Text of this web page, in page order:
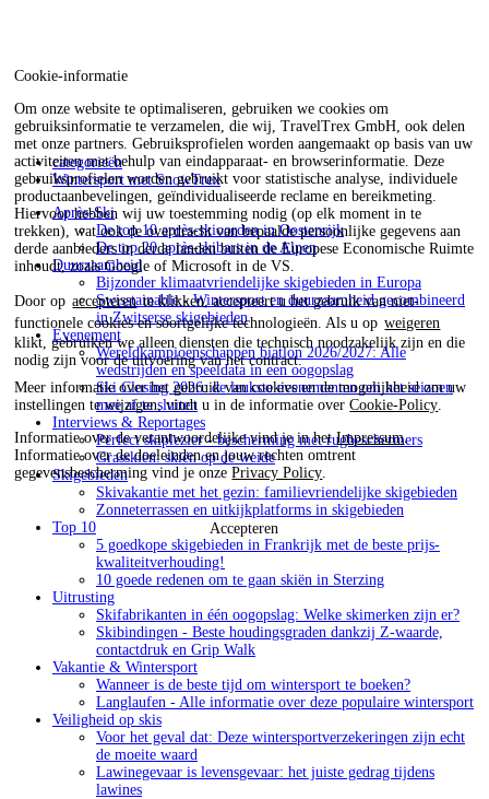
Cookie-informatie
Om onze website te optimaliseren, gebruiken we cookies om
gebruiksinformatie te verzamelen, die wij, TravelTrex GmbH, ook delen
met onze partners. Gebruiksprofielen worden aangemaakt op basis van uw
activiteiten met behulp van eindapparaat- en browserinformatie. Deze
gebruiksprofielen worden gebruikt voor statistische analyse, individuele
productaanbevelingen, geïndividualiseerde reclame en bereikmeting.
Hiervoor hebben wij uw toestemming nodig (op elk moment in te
trekken), wat ook de overdracht van bepaalde persoonlijke gegevens aan
derde aanbieders in derde landen buiten de Europese Economische Ruimte
inhoudt, zoals Google of Microsoft in de VS.
Door op accepterente klikken, accepteert u het gebruik van niet-
functionele cookies en soortgelijke technologieën. Als u op weigeren
klikt, gebruiken we alleen diensten die technisch noodzakelijk zijn en die
nodig zijn voor de uitvoering van het contract.
Meer informatie over het gebruik van cookies en de mogelijkheid om uw
instellingen te wijzigen, vindt u in de informatie overCookie-Policy
Informatie over de verantwoordelijke vind je in hetImpressum.
Informatie over de doeleinden en jouw rechten omtrent
gegevensbescherming vind je onzePrivacy Policy
Accepteren
categorieën
Wintersport met SnowTrex
Après-Ski
De top 10 après-skioorden in Oostenrijk
De top 20 après-skibars in de Alpen
Duurzaamheid
Bijzonder klimaatvriendelijke skigebieden in Europa
Swisstainable - Wintersport en duurzaamheid gecombineerd
in Zwitserse skigebieden
Evenement
Wereldkampioenschappen biatlon 2026/2027: Alle
wedstrijden en speeldata in een oogopslag
Ski Closing 2026: de leukste evenementen om het seizoen
mee af te sluiten
Interviews & Reportages
Perfect skiplezier - bescherming met rugbeschermers
Grasskiën: skiën op de weide
Skigebieden
Skivakantie met het gezin: familievriendelijke skigebieden
Zonneterrassen en uitkijkplatforms in skigebieden
Top 10
5 goedkope skigebieden in Frankrijk met de beste prijs-
kwaliteitverhouding!
10 goede redenen om te gaan skiën in Sterzing
Uitrusting
Skifabrikanten in één oogopslag: Welke skimerken zijn er?
Skibindingen - Beste houdingsgraden dankzij Z-waarde,
contactdruk en Grip Walk
Vakantie & Wintersport
Wanneer is de beste tijd om wintersport te boeken?
Langlaufen - Alle informatie over deze populaire wintersport
Veiligheid op skis
Voor het geval dat: Deze wintersportverzekeringen zijn echt
de moeite waard
Lawinegevaar is levensgevaar: het juiste gedrag tijdens
lawines